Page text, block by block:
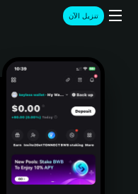
تنزيل الآن